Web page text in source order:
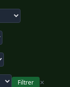
Filtrer
✕